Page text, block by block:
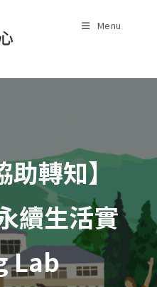
Menu
轉知】
續生活實
Lab